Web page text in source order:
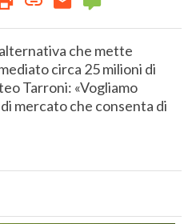
che mette
circa 25 milioni di
Tarroni: «Vogliamo
mercato che consenta di